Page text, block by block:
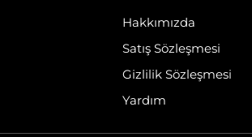
Hakkımızda
Satış Sözleşmesi
Gizlilik Sözleşmesi
Yardım